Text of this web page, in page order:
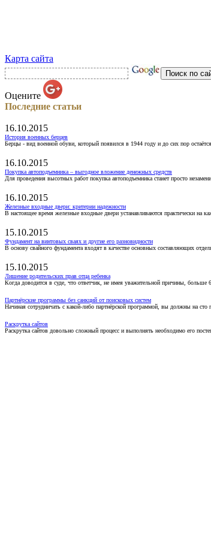
Карта сайта
Оцените
Последние статьи
16.10.2015
История военных берцев
Берцы - вид военной обуви, который появился в 1944 году и до сих пор
16.10.2015
Покупка автоподъемника – выгодное вложение денежных средств
Для проведения высотных работ покупка автоподъемника станет просто
16.10.2015
Железные входные двери: критерии надежности
В настоящее время железные входные двери устанавливаются практически на
15.10.2015
Фундамент на винтовых сваях и другие его разновидности
В основу свайного фундамента входят в качестве основных составляющих
15.10.2015
Лишение родительских прав отца ребенка
Когда доводится в суде, что ответчик, не имея уважительной причины, больше
Партнёрские программы без санкций от поисковых систем
Начиная сотрудничать с какой-либо партнёрской программой, вы должны на
Раскрутка сайтов
Раскрутка сайтов довольно сложный процесс и выполнять необходимо его